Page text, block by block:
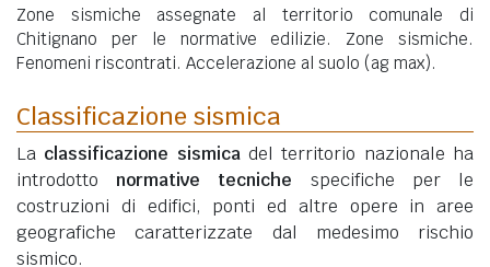
Zone sismiche assegnate al territorio comunale di
Chitignano per le normative edilizie. Zone sismiche.
Fenomeni riscontrati. Accelerazione al suolo (ag max).
Classificazione sismica
La classificazione sismicadel territorio nazionale ha
introdotto normative tecniche specifiche per le
costruzioni di edifici, ponti ed altre opere in aree
geografiche caratterizzate dal medesimo rischio
sismico.